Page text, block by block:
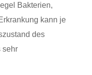
Bakterien,
kann je
des
sehr